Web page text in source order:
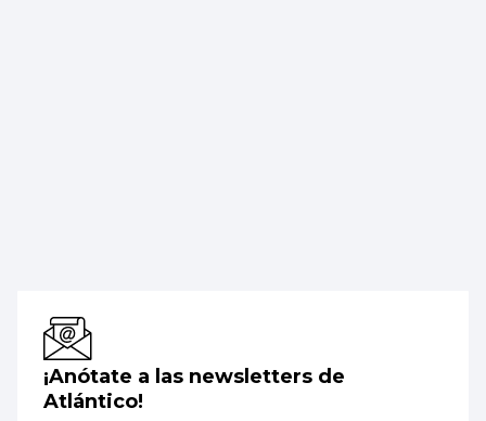
¡Anótate a las newsletters de
Atlántico!